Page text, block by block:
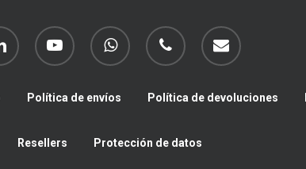
youtube whatsapp phone email
Política de envíos Política de devoluciones
Resellers Protección de datos